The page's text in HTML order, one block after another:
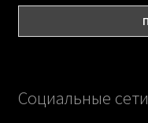
Социальные сети